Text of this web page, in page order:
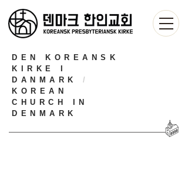
DEN KOREANSK
KIRKE I
DANMARK /
KOREAN
CHURCH IN
DENMARK